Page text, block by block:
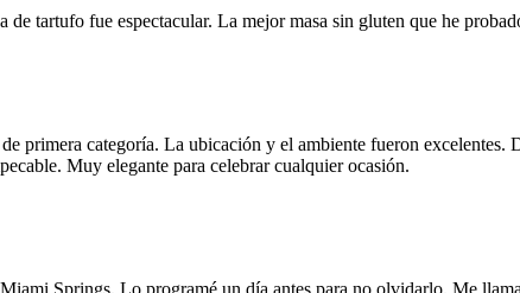
tartufo fue espectacular. La mejor masa sin gluten que he
primera categoría. La ubicación y el ambiente fueron
Muy elegante para celebrar cualquier ocasión.
Springs. Lo programé un día antes para no olvidarlo. Me